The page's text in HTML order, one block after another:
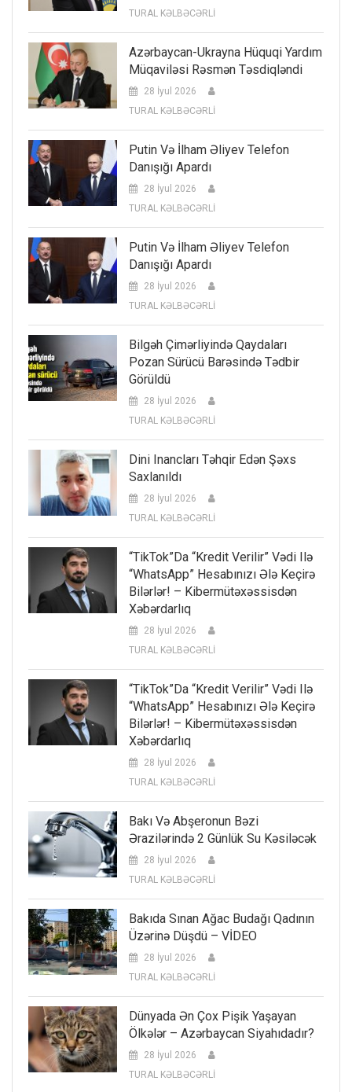
TURAL KƏLBƏCƏRLİ
Azərbaycan-Ukrayna Hüquqi Yardım
Müqaviləsi Rəsmən Təsdiqləndi
28 İyul 2026
TURAL KƏLBƏCƏRLİ
Putin Və İlham Əliyev Telefon
Danışığı Apardı
28 İyul 2026
TURAL KƏLBƏCƏRLİ
Putin Və İlham Əliyev Telefon
Danışığı Apardı
28 İyul 2026
TURAL KƏLBƏCƏRLİ
Bilgəh Çimərliyində Qaydaları
Pozan Sürücü Barəsində Tədbir
Görüldü
28 İyul 2026
TURAL KƏLBƏCƏRLİ
Dini Inancları Təhqir Edən Şəxs
Saxlanıldı
28 İyul 2026
TURAL KƏLBƏCƏRLİ
“TikTok”da “kredit Verilir” Vədi Ilə
“WhatsApp” Hesabınızı Ələ Keçirə
Bilərlər! – Kibermütəxəssisdən
Xəbərdarlıq
28 İyul 2026
TURAL KƏLBƏCƏRLİ
“TikTok”da “kredit Verilir” Vədi Ilə
“WhatsApp” Hesabınızı Ələ Keçirə
Bilərlər! – Kibermütəxəssisdən
Xəbərdarlıq
28 İyul 2026
TURAL KƏLBƏCƏRLİ
Bakı Və Abşeronun Bəzi
Ərazilərində 2 Günlük Su Kəsiləcək
28 İyul 2026
TURAL KƏLBƏCƏRLİ
Bakıda Sınan Ağac Budağı Qadının
Üzərinə Düşdü – VİDEO
28 İyul 2026
TURAL KƏLBƏCƏRLİ
Dünyada Ən Çox Pişik Yaşayan
Ölkələr – Azərbaycan Siyahıdadır?
28 İyul 2026
TURAL KƏLBƏCƏRLİ